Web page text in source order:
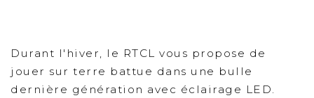
Durant l'hiver, le RTCL vous propose de
jouer sur terre battue dans une bulle
dernière génération avec éclairage LED.